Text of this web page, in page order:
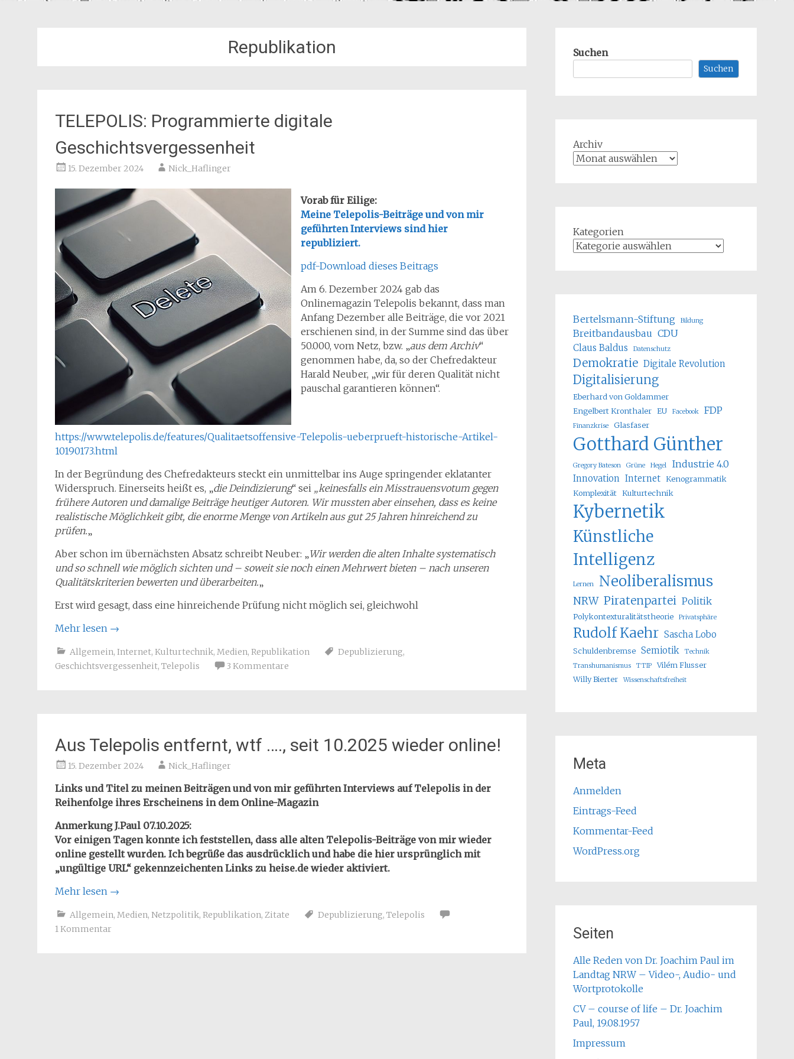
Republikation
TELEPOLIS: Programmierte digitale
Geschichtsvergessenheit
15. Dezember 2024 Nick_Haflinger
Vorab für Eilige:
Meine Telepolis-Beiträge und von mir
geführten Interviews sind hier
republiziert.
pdf-Download dieses Beitrags
Am 6. Dezember 2024 gab das
Onlinemagazin Telepolis bekannt, dass man
Anfang Dezember alle Beiträge, die vor 2021
erschienen sind, in der Summe sind das über
50.000, vom Netz, bzw. „aus dem Archiv“
genommen habe, da, so der Chefredakteur
Harald Neuber, „wir für deren Qualität nicht
pauschal garantieren können“.
https://www.telepolis.de/features/Qualitaetsoffensive-Telepolis-ueberprueft-historische-Artikel-
10190173.html
In der Begründung des Chefredakteurs steckt ein unmittelbar ins Auge springender eklatanter
Widerspruch. Einerseits heißt es, „die Deindizierung“ sei „keinesfalls ein Misstrauensvotum gegen
frühere Autoren und damalige Beiträge heutiger Autoren. Wir mussten aber einsehen, dass es keine
realistische Möglichkeit gibt, die enorme Menge von Artikeln aus gut 25 Jahren hinreichend zu
prüfen.„
Aber schon im übernächsten Absatz schreibt Neuber: „Wir werden die alten Inhalte systematisch
und so schnell wie möglich sichten und – soweit sie noch einen Mehrwert bieten – nach unseren
Qualitätskriterien bewerten und überarbeiten.„
Erst wird gesagt, dass eine hinreichende Prüfung nicht möglich sei, gleichwohl
Mehr lesen →
Allgemein, Internet, Kulturtechnik, Medien, Republikation Depublizierung,
Geschichtsvergessenheit, Telepolis 3 Kommentare
Aus Telepolis entfernt, wtf …., seit 10.2025 wieder online!
15. Dezember 2024 Nick_Haflinger
Links und Titel zu meinen Beiträgen und von mir geführten Interviews auf Telepolis in der
Reihenfolge ihres Erscheinens in dem Online-Magazin
Anmerkung J.Paul 07.10.2025:
Vor einigen Tagen konnte ich feststellen, dass alle alten Telepolis-Beiträge von mir wieder
online gestellt wurden. Ich begrüße das ausdrücklich und habe die hier ursprünglich mit
„ungültige URL“ gekennzeichenten Links zu heise.de wieder aktiviert.
Mehr lesen →
Allgemein, Medien, Netzpolitik, Republikation, Zitate Depublizierung, Telepolis
1 Kommentar
Suchen
Suchen
Archiv
Kategorien
Bertelsmann-Stiftung Bildung
Breitbandausbau CDU
Claus Baldus Datenschutz
Demokratie Digitale Revolution
Digitalisierung
Eberhard von Goldammer
Engelbert Kronthaler EU Facebook FDP
Finanzkrise Glasfaser
Gotthard Günther
Gregory Bateson Grüne Hegel Industrie 4.0
Innovation Internet Kenogrammatik
Komplexität Kulturtechnik
Kybernetik
Künstliche
Intelligenz
Lernen Neoliberalismus
NRW Piratenpartei Politik
Polykontexturalitätstheorie Privatsphäre
Rudolf Kaehr Sascha Lobo
Schuldenbremse Semiotik
Technik
Transhumanismus
TTIP
Vilém Flusser
Willy Bierter
Wissenschaftsfreiheit
Meta
Anmelden
Eintrags-Feed
Kommentar-Feed
WordPress.org
Seiten
Alle Reden von Dr. Joachim Paul im
Landtag NRW – Video-, Audio- und
Wortprotokolle
CV – course of life – Dr. Joachim
Paul, 19.08.1957
Impressum